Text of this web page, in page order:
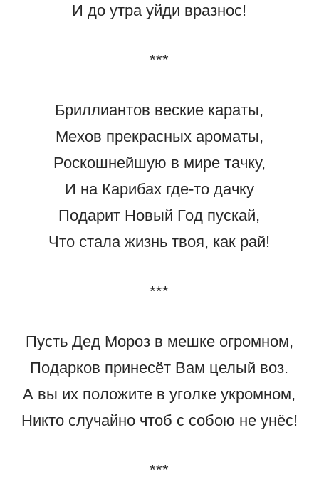
И до утра уйди вразнос!
***
Бриллиантов веские караты,
Мехов прекрасных ароматы,
Роскошнейшую в мире тачку,
И на Карибах где-то дачку
Подарит Новый Год пускай,
Что стала жизнь твоя, как рай!
***
Пусть Дед Мороз в мешке огромном,
Подарков принесёт Вам целый воз.
А вы их положите в уголке укромном,
Никто случайно чтоб с собою не унёс!
***